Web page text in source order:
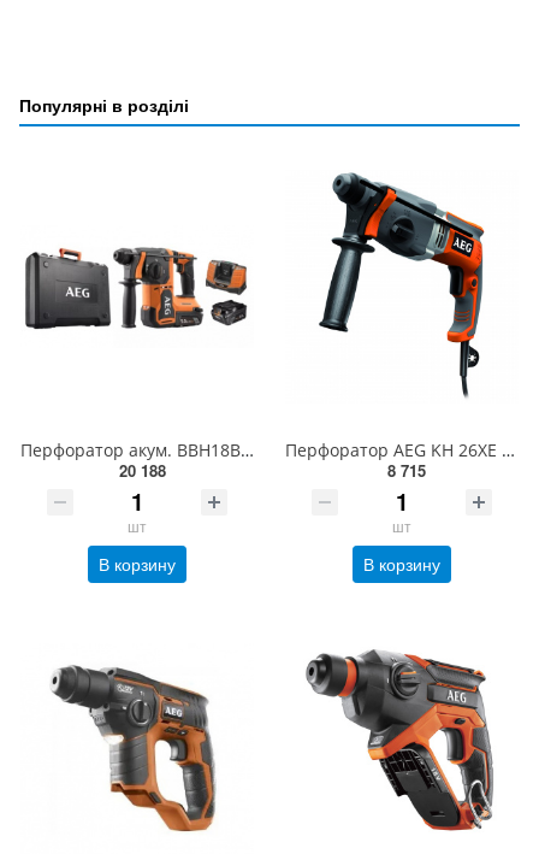
Популярні в розділі
Перфоратор акум. BBH18BL2-502C AEG, 18В, 2х5Аг, 0-1500об/хв, 0-5000рух/хв, Ø30/13/26, 2.5Дж, 3,08кг
20 188
шт
В корзину
Перфоратор AEG KH 26XE 4935428910
8 715
шт
В корзину